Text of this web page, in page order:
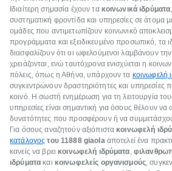
Ιδιαίτερη σημασία έχουν τα κοινωνικά ιδρύματα
συστηματική φροντίδα και υπηρεσίες σε άτομα
ομάδες που αντιμετωπίζουν κοινωνικό
προγράμματα και εξειδικευμένο προσωπικό, τα
διασφαλίζουν ότι οι ωφελούμενοι λαμβάνουν
χρειάζονται, ενώ ταυτόχρονα ενισχύεται η
πόλεις, όπως η Αθήνα, υπάρχουν τα κοινωφελή
συγκεντρώνουν δραστηριότητες και υπηρεσίες
κοινό. Η σωστή ενημέρωση για τη λειτουργία
υπηρεσίες είναι σημαντική για όσους θέλουν να
δυνατότητες που προσφέρουν ή να
Για όσους αναζητούν αξιόπιστα κοινωφελή
κατάλογος του 11888 giaolaαποτελεί ένα
κανείς να βρει κοινωφελή ιδρύματα,
ιδρύματα και κοινωφελείς οργανισμούς,